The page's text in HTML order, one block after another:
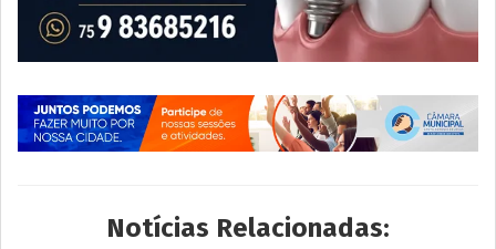
Notícias Relacionadas: